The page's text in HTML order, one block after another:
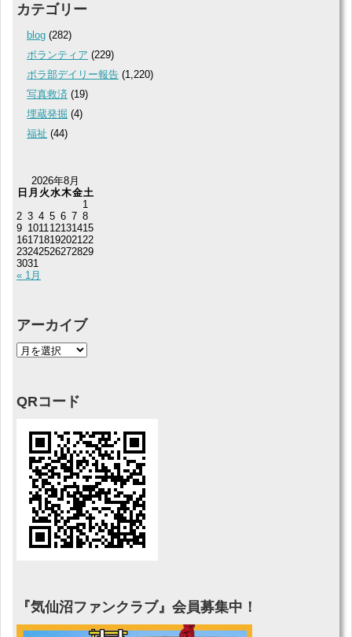
カテゴリー
blog (282)
ボランティア (229)
ボラ部デイリー報告 (1,220)
写真救済 (19)
埋蔵発掘 (4)
福祉 (44)
2026年8月
日 月 火水木金土
« 1月
1
2 3 4 5 6 7 8
9 1011 12131415
161718192021 22
23242526272829
3031
アーカイブ
QRコード
『気仙沼ファンクラブ』会員募集中！